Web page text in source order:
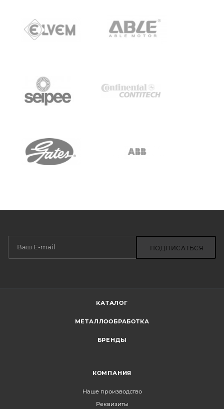
ПОДПИСАТЬСЯ
КАТАЛОГ
МЕТАЛЛООБРАБОТКА
БРЕНДЫ
КОМПАНИЯ
Наше производство
Реквизиты